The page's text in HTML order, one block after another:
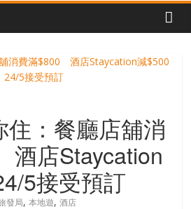
住：餐廳店舖消
店Staycation
5接受預訂
發局,本地遊,酒店